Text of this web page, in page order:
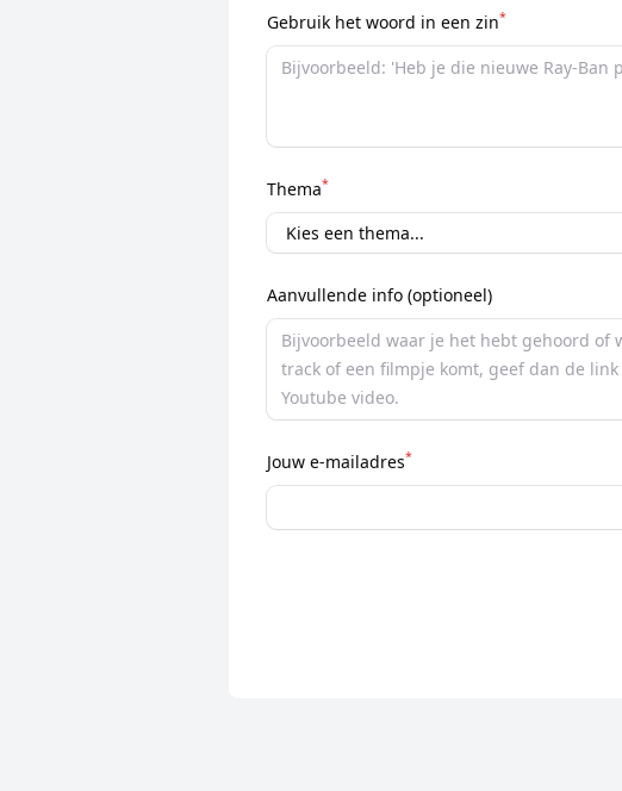
Gebruik het woord in een zin*
Thema*
Aanvullende info (optioneel)
Jouw e-mailadres*